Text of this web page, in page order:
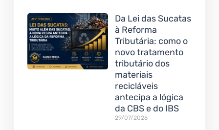
Da Lei das Sucatas
à Reforma
Tributária: como o
novo tratamento
tributário dos
materiais
recicláveis
antecipa a lógica
da CBS e do IBS
29/07/2026